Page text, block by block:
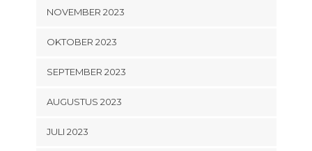
NOVEMBER 2023
OKTOBER 2023
SEPTEMBER 2023
AUGUSTUS 2023
JULI 2023